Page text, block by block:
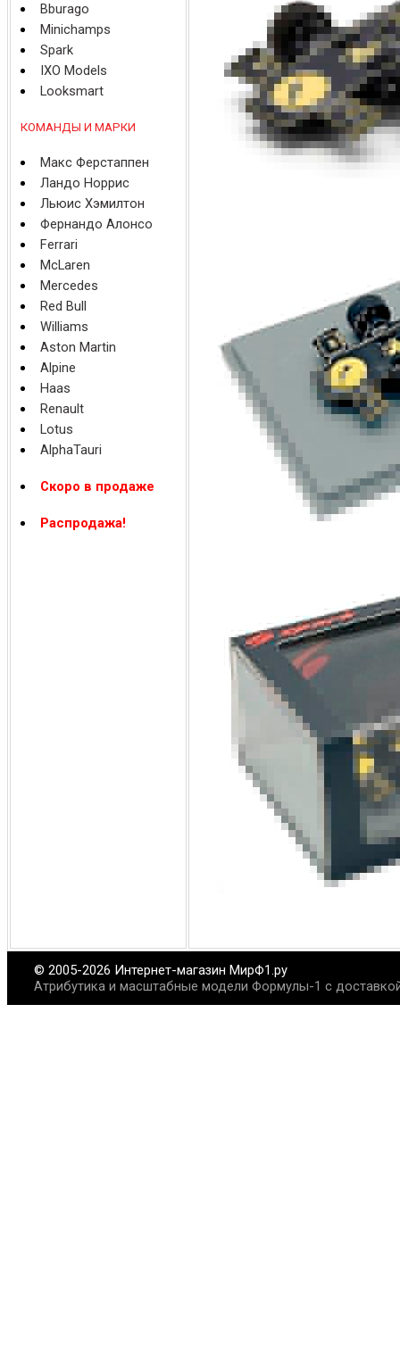
Bburago
Minichamps
Spark
IXO Models
Looksmart
КОМАНДЫ И МАРКИ
Макс Ферстаппен
Ландо Норрис
Льюис Хэмилтон
Фернандо Алонсо
Ferrari
McLaren
Mercedes
Red Bull
Williams
Aston Martin
Alpine
Haas
Renault
Lotus
AlphaTauri
Скоро в продаже
Распродажа!
© 2005-2026 Интернет-магазин МирФ1.ру
Атрибутика и масштабные модели Формулы-1 с